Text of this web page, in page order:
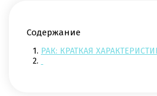
Содержание
1. РАК: КРАТКАЯ
2.